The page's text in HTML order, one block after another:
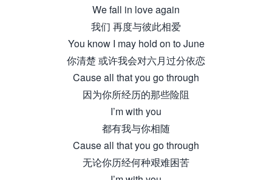
We fall in love again
我们 再度与彼此相爱
You know I may hold on to June
你清楚 或许我会对六月过分依恋
Cause all that you go through
因为你所经历的那些险阻
I’m with you
都有我与你相随
Cause all that you go through
无论你历经何种艰难困苦